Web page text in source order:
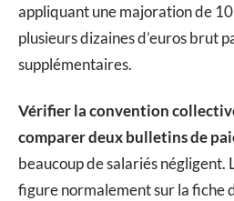
appliquant une majoration de 10
plusieurs dizaines d’euros brut
supplémentaires.
Vérifier la convention
comparer deux bulletins de
beaucoup de salariés négligent.
figure normalement sur la fiche